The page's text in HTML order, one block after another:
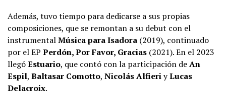
Además, tuvo tiempo para dedicarse a sus propias
composiciones, que se remontan a su debut con el
instrumentalMúsica para Isadora (2019), continuado
por el EP Perdón, Por Favor, Gracias (2021). En el 2023
llegóEstuario, que contó con la participación deAn
Espil, Baltasar Comotto, Nicolás AlfieriyLucas
Delacroix.